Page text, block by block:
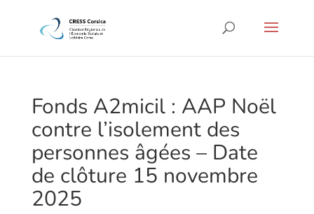
Fonds A2micil : AAP Noël
contre l’isolement des
personnes âgées – Date
de clôture 15 novembre
2025